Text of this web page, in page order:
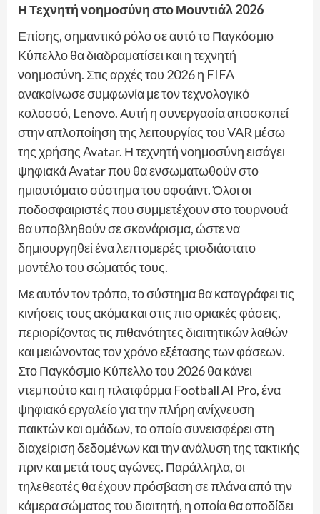
Η Τεχνητή νοημοσύνη στο Μουντιάλ 2026
Επίσης, σημαντικό ρόλο σε αυτό το Παγκόσμιο
Κύπελλο θα διαδραματίσει και η τεχνητή
νοημοσύνη. Στις αρχές του 2026 η FIFA
ανακοίνωσε συμφωνία με τον τεχνολογικό
κολοσσό, Lenovo. Αυτή η συνεργασία αποσκοπεί
στην απλοποίηση της λειτουργίας του VAR μέσω
της χρήσης Avatar. Η τεχνητή νοημοσύνη εισάγει
ψηφιακά Avatar που θα ενσωματωθούν στο
ημιαυτόματο σύστημα του οφσάιντ. Όλοι οι
ποδοσφαιριστές που συμμετέχουν στο τουρνουά
θα υποβληθούν σε σκανάρισμα, ώστε να
δημιουργηθεί ένα λεπτομερές τρισδιάστατο
μοντέλο του σώματός τους.
Με αυτόν τον τρόπο, το σύστημα θα καταγράφει τις
κινήσεις τους ακόμα και στις πιο οριακές φάσεις,
περιορίζοντας τις πιθανότητες διαιτητικών λαθών
και μειώνοντας τον χρόνο εξέτασης των φάσεων.
Στο Παγκόσμιο Κύπελλο του 2026 θα κάνει
ντεμπούτο και η πλατφόρμα Football AI Pro, ένα
ψηφιακό εργαλείο για την πλήρη ανίχνευση
παικτών και ομάδων, το οποίο συνεισφέρει στη
διαχείριση δεδομένων και την ανάλυση της τακτικής
πριν και μετά τους αγώνες. Παράλληλα, οι
τηλεθεατές θα έχουν πρόσβαση σε πλάνα από την
κάμερα σώματος του διαιτητή, η οποία θα αποδίδει